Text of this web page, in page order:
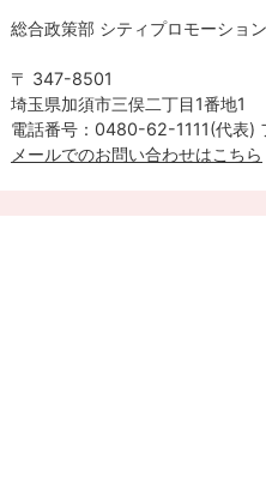
総合政策部 シティプロモーショ
〒 347-8501
埼玉県加須市三俣二丁目1番地1
電話番号：0480-62-1111(代表
メールでのお問い合わせはこちら